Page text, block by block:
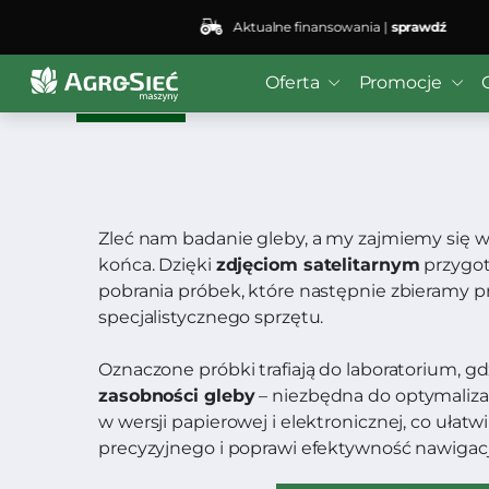
Aktualne finansowania |sprawdź
Oferta Promocje
Badanie gleby do planu
Zleć nam badanie gleby, a my zajmiemy się
końca. Dzięki zdjęciom satelitarnym
pobrania próbek, które następnie zbieramy
specjalistycznego sprzętu.
Oznaczone próbki trafiają do laboratorium,
zasobności gleby– niezbędna do
w wersji papierowej i elektronicznej, co
precyzyjnego i poprawi efektywność